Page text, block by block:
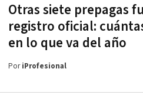
Otras siete prepagas
registro oficial:
en lo que va del año
PoriProfesional